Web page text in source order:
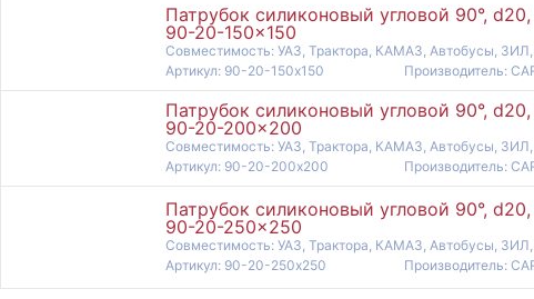
Патрубок силиконовый угловой 90°,
90-20-150x150
Совместимость: УАЗ, Трактора, КАМАЗ, Автобусы,
Артикул: 90-20-150x150
Производитель:
Патрубок силиконовый угловой 90°,
90-20-200x200
Совместимость: УАЗ, Трактора, КАМАЗ, Автобусы,
Артикул: 90-20-200x200
Производитель:
Патрубок силиконовый угловой 90°,
90-20-250x250
Совместимость: УАЗ, Трактора, КАМАЗ, Автобусы,
Артикул: 90-20-250x250
Производитель: